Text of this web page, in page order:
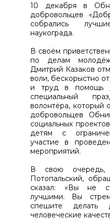
10 декабря в
добровольцев
собрались
наукограда.
В своём
по делам
Дмитрий Казаков
воли, бескорыстно
и труд в помощь
специальный
волонтёра, который
добровольцев
социальных
детям с
участие в
мероприятий.
В свою очередь,
Потопальский,
сказал: «Вы не
лучшими. Вы
спешите делать
человеческие